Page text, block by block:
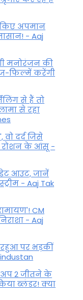
किए अपमान
- Aaj
मनोरंजन की
फिल्में करेंगी
से हैं तो
से रहा
दर्द जिसे
रोशन के आंसू -
आउट, जानें
- Aaj Tak
CM
- Aaj
पर भड़कीं
2 जीतने के
ब्लंडर! क्या